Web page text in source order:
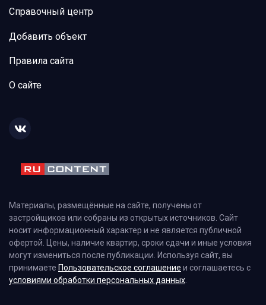
Справочный центр
Добавить объект
Правила сайта
О сайте
Материалы, размещённые на сайте, получены от
застройщиков или собраны из открытых источников. Сайт
носит информационный характер и не является публичной
офертой. Цены, наличие квартир, сроки сдачи и иные условия
могут измениться после публикации. Используя сайт, вы
принимаете Пользовательское соглашение и соглашаетесь с
условиями обработки персональных данных